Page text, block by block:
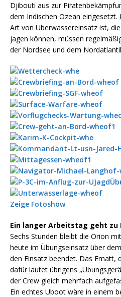
Djibouti aus zur
dem Indischen Ozean
Art von Überwassereinsatz ist,
jagen können, müssen
der Nordsee und dem
Zeige Fotoshow
Ein langer Arbeitstag geht zu
Sechs Stunden bleibt die Orion
heute im Übungseinsatz über
den Einsatz beendet. Das Ematt,
dafür lautet übrigens
der Crew gleich mehrfach
Ein echtes Uboot wäre in einem